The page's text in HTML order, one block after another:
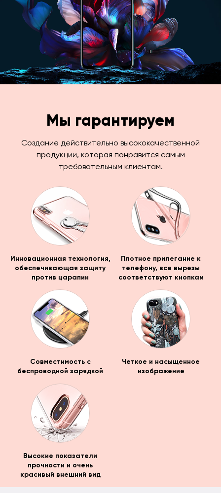
Мы гарантируем
Создание действительно высококачественной
продукции, которая понравится самым
требовательным клиентам.
Инновационная технология,
обеспечивающая защиту
против царапин
Плотное прилегание к
телефону, все вырезы
соответствуют кнопкам
Совместимость с
беспроводной зарядкой
Четкое и насыщенное
изображение
Высокие показатели
прочности и очень
красивый внешний вид